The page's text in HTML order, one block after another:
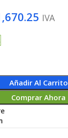
IVA
Añadir Al Carrito
Comprar Ahora